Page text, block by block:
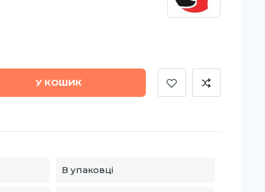
У КОШИК
В упаковці